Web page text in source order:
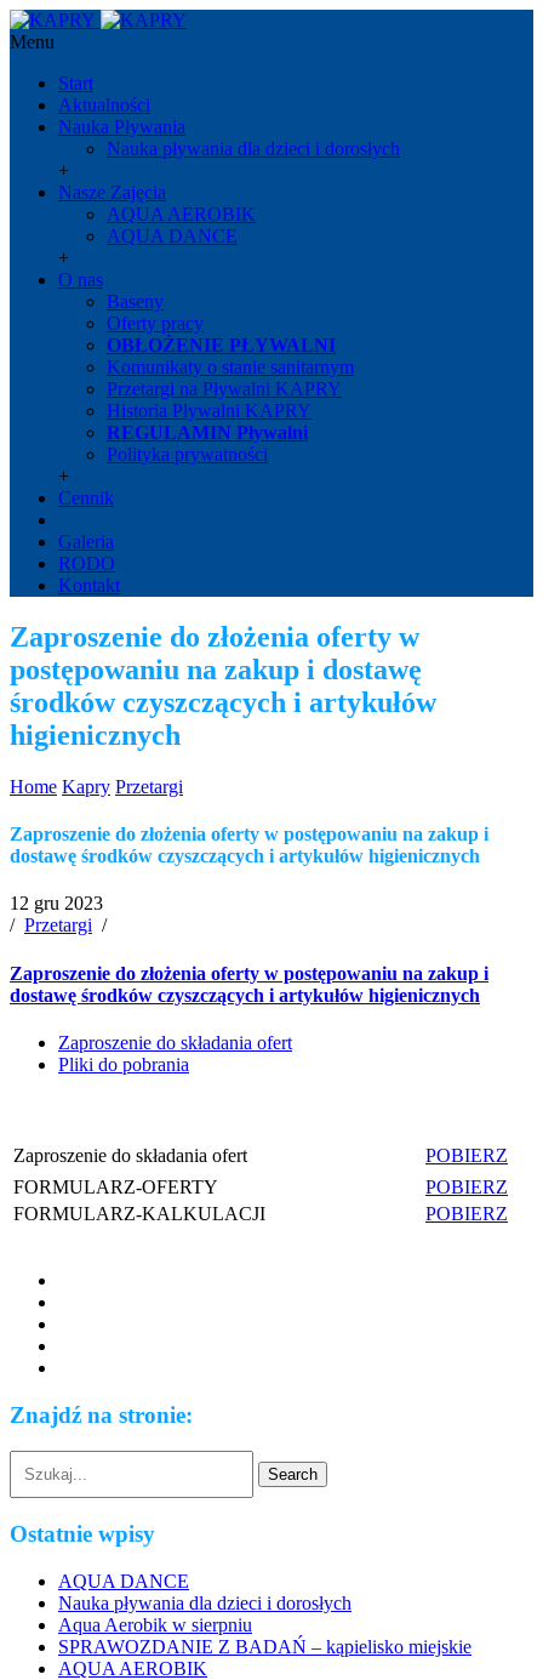
Menu
Start
Aktualności
Nauka Pływania
Nauka pływania dla dzieci i dorosłych
+
Nasze Zajęcia
AQUA AEROBIK
AQUA DANCE
+
O nas
Baseny
Oferty pracy
OBŁOŻENIE PŁYWALNI
Komunikaty o stanie sanitarnym
Przetargi na Pływalni KAPRY
Historia Pływalni KAPRY
REGULAMIN Pływalni
Polityka prywatności
+
Cennik
Galeria
RODO
Kontakt
Zaproszenie do złożenia oferty w
postępowaniu na zakup i dostawę
środków czyszczących i artykułów
higienicznych
Home Kapry Przetargi
Zaproszenie do złożenia oferty w postępowaniu na zakup i
dostawę środków czyszczących i artykułów higienicznych
12 gru 2023
/ Przetargi /
Zaproszenie do złożenia oferty w postępowaniu na zakup i
dostawę środków czyszczących i artykułów higienicznych
Zaproszenie do składania ofert
Pliki do pobrania
Zaproszenie do składania ofert
POBIERZ
FORMULARZ-OFERTY
POBIERZ
FORMULARZ-KALKULACJI
POBIERZ
Znajdź na stronie:
Ostatnie wpisy
AQUA DANCE
Nauka pływania dla dzieci i dorosłych
Aqua Aerobik w sierpniu
SPRAWOZDANIE Z BADAŃ – kąpielisko miejskie
AQUA AEROBIK